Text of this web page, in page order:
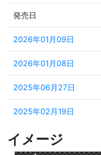
発売日
2026年01月09日
2026年01月08日
2025年06月27日
2025年02月19日
2025年02月18日
イメージ